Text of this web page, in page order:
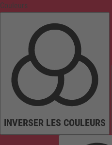
Couleurs
INVERSER LES COULEURS